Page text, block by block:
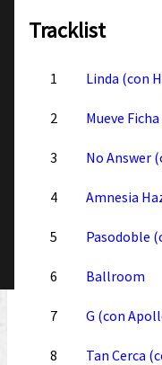
Tracklist
1 Linda (con
2 Mueve
3 No Answer
4 Amnesia
5 Pasodoble
6 Ballroom
7 G (con
8 Tan Cerca